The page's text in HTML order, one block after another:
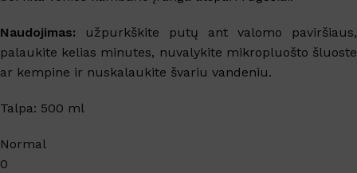
Naudojimas: užpurkškite putų ant valomo paviršiaus,
palaukite kelias minutes, nuvalykite mikropluošto šluoste
ar kempine ir nuskalaukite švariu vandeniu.
Talpa: 500 ml
Normal
0